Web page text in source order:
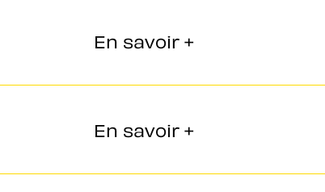
En savoir +
En savoir +